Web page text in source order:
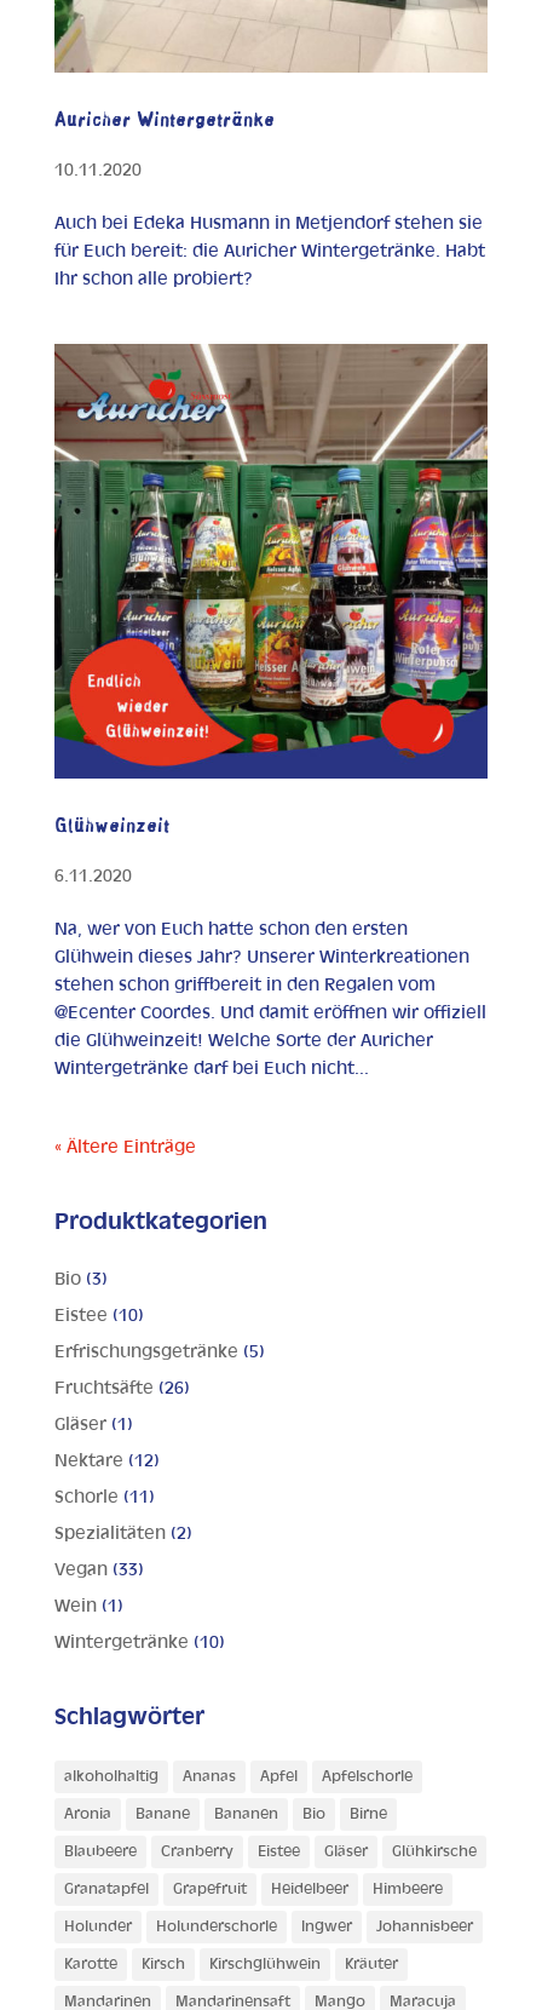
Auricher Wintergetränke
10.11.2020
Auch bei Edeka Husmann in Metjendorf stehen sie
für Euch bereit: die Auricher Wintergetränke. Habt
Ihr schon alle probiert?
Glühweinzeit
6.11.2020
Na, wer von Euch hatte schon den ersten
Glühwein dieses Jahr? Unserer Winterkreationen
stehen schon griffbereit in den Regalen vom
@Ecenter Coordes. Und damit eröffnen wir offiziell
die Glühweinzeit! Welche Sorte der Auricher
Wintergetränke darf bei Euch nicht...
« Ältere Einträge
Produktkategorien
Bio (3)
Eistee (10)
Erfrischungsgetränke (5)
Fruchtsäfte (26)
Gläser (1)
Nektare (12)
Schorle (11)
Spezialitäten (2)
Vegan (33)
Wein (1)
Wintergetränke (10)
Schlagwörter
alkoholhaltig Ananas Apfel Apfelschorle
Aronia Banane Bananen Bio Birne
Blaubeere Cranberry Eistee Gläser Glühkirsche
Granatapfel Grapefruit Heidelbeer Himbeere
Holunder Holunderschorle Ingwer Johannisbeer
Karotte Kirsch Kirschglühwein Kräuter
Mandarinen Mandarinensaft Mango Maracuja